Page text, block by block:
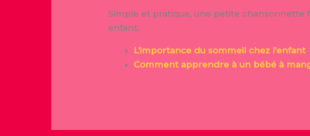
Simple et pratique, une petite
enfant.
L’importance du sommeil chez l’enfant
Comment apprendre à un bébé à